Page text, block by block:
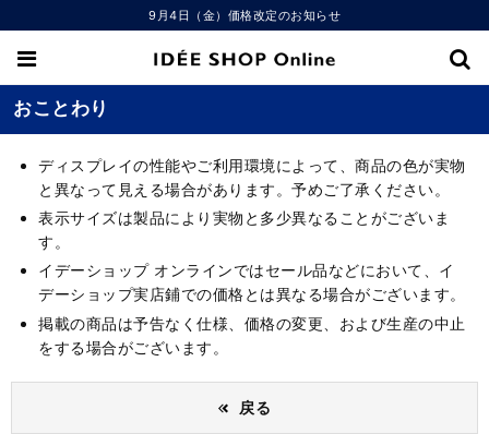
9月4日（金）価格改定のお知らせ
おことわり
ディスプレイの性能やご利用環境によって、商品の色が実物
と異なって見える場合があります。予めご了承ください。
表示サイズは製品により実物と多少異なることがございま
す。
イデーショップ オンラインではセール品などにおいて、イ
デーショップ実店鋪での価格とは異なる場合がございます。
掲載の商品は予告なく仕様、価格の変更、および生産の中止
をする場合がございます。
戻る